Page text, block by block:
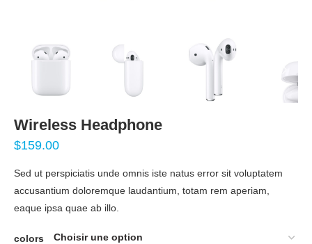
Wireless Headphone
$159.00
Sed ut perspiciatis unde omnis iste natus error sit voluptatem
accusantium doloremque laudantium, totam rem aperiam,
eaque ipsa quae ab illo.
colors